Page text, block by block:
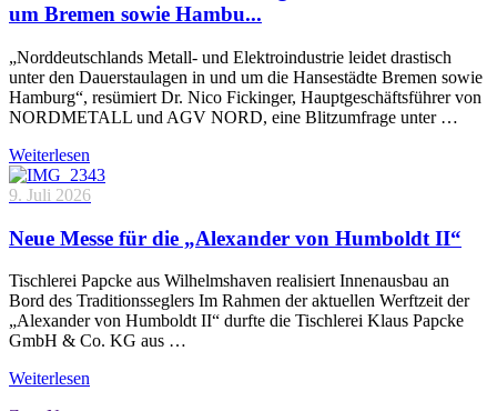
um Bremen sowie Hambu...
„Norddeutschlands Metall- und Elektroindustrie leidet drastisch
unter den Dauerstaulagen in und um die Hansestädte Bremen sowie
Hamburg“, resümiert Dr. Nico Fickinger, Hauptgeschäftsführer von
NORDMETALL und AGV NORD, eine Blitzumfrage unter …
Weiterlesen
9. Juli 2026
Neue Messe für die „Alexander von Humboldt II“
Tischlerei Papcke aus Wilhelmshaven realisiert Innenausbau an
Bord des Traditionsseglers Im Rahmen der aktuellen Werftzeit der
„Alexander von Humboldt II“ durfte die Tischlerei Klaus Papcke
GmbH & Co. KG aus …
Weiterlesen